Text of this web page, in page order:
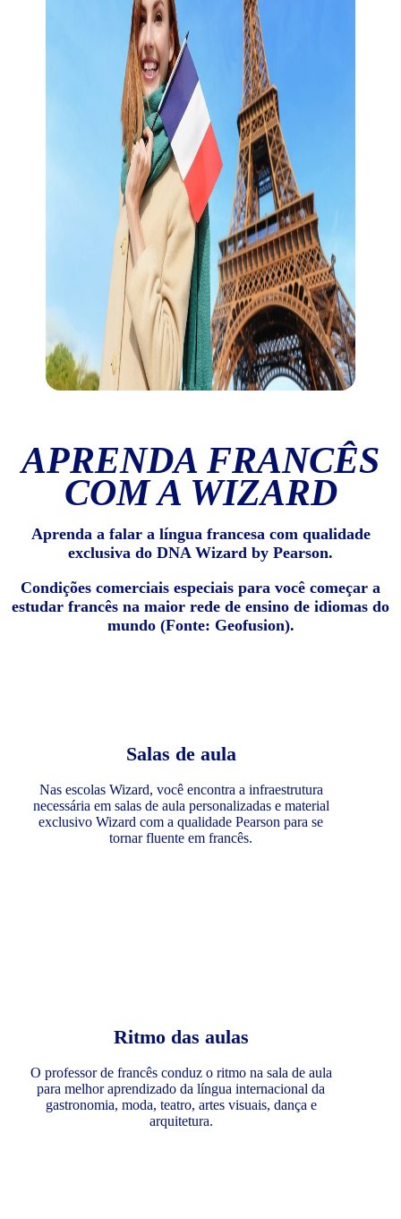
APRENDA FRANCÊS
COM A WIZARD
Aprenda a falar a língua francesa com qualidade
exclusiva do DNA Wizard by Pearson.
Condições comerciais especiais para você começar a
estudar francês na maior rede de ensino de idiomas do
mundo (Fonte: Geofusion).
Salas de aula
Nas escolas Wizard, você encontra a infraestrutura
necessária em salas de aula personalizadas e material
exclusivo Wizard com a qualidade Pearson para se
tornar fluente em francês.
Ritmo das aulas
O professor de francês conduz o ritmo na sala de aula
para melhor aprendizado da língua internacional da
gastronomia, moda, teatro, artes visuais, dança e
arquitetura.